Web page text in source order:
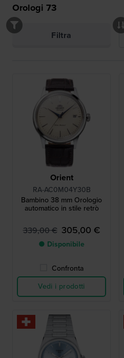
Orologi 73
Filtra
Orient
RA-AC0M04Y30B
Bambino 38 mm Orologio
automatico in stile retrò
339,00 € 305,00 €
● Disponibile
Confronta
Vedi i prodotti